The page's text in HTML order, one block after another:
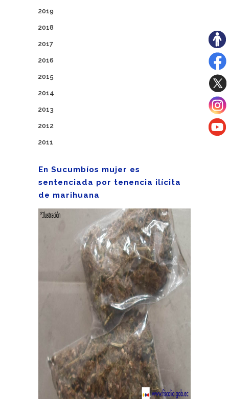
2019
2018
2017
2016
2015
2014
2013
2012
2011
En Sucumbíos mujer es
sentenciada por tenencia ilícita
de marihuana